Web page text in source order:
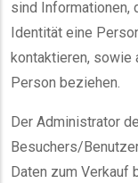
sind Informationen,
Identität eine
kontaktieren, sowie
Person beziehen.
Der Administrator
Besuchers/
Daten zum Verkauf